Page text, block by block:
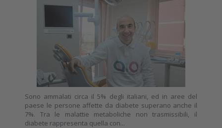
Sono ammalati circa il 5% degli italiani, ed in aree del
paese le persone affette da diabete superano anche il
7%. Tra le malattie metaboliche non trasmissibili, il
diabete rappresenta quella con...